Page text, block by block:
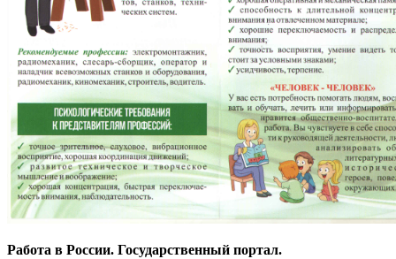
Работа в России. Государственный портал.